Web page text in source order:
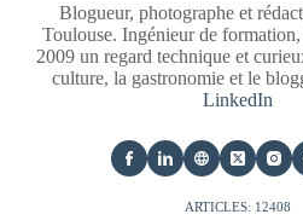
Blogueur, photographe et
Toulouse. Ingénieur de
2009 un regard technique et
culture, la gastronomie et le
LinkedIn
ARTICLES: 12408